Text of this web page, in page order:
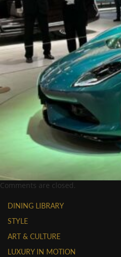
Comments are closed.
DINING LIBRARY
STYLE
ART & CULTURE
LUXURY IN MOTION